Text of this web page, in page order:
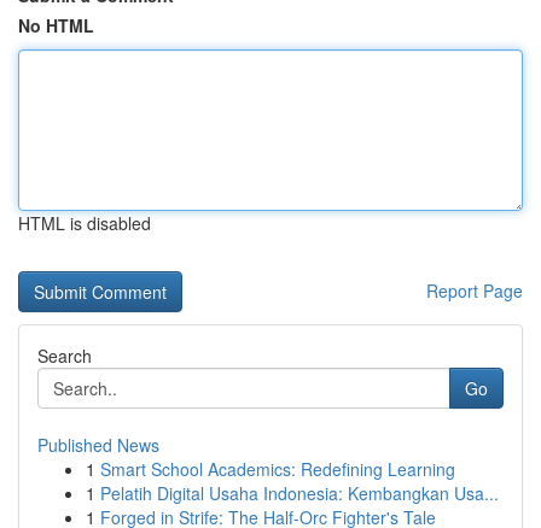
No HTML
HTML is disabled
Report Page
Search
Go
Published News
1 Smart School Academics: Redefining Learning
1 Pelatih Digital Usaha Indonesia: Kembangkan Usa...
1 Forged in Strife: The Half-Orc Fighter's Tale